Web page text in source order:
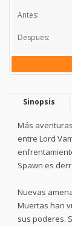
Antes:
Despues:
Sinopsis
Más
entre Lord
Spawn es
Nuevas
Muertas han
sus poderes.